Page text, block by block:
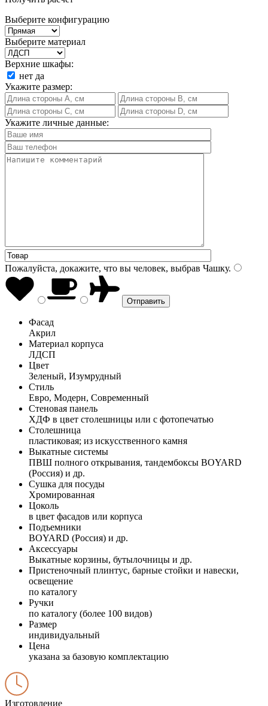
Выберите конфигурацию
Выберите материал
Верхние шкафы:
нет да
Укажите размер:
Укажите личные данные:
Пожалуйста, докажите, что вы человек, выбрав Чашку.
Фасад
Акрил
Материал корпуса
ЛДСП
Цвет
Зеленый, Изумрудный
Стиль
Евро, Модерн, Современный
Стеновая панель
ХДФ в цвет столешницы или с фотопечатью
Столешница
пластиковая; из искусственного камня
Выкатные системы
ПВШ полного открывания, тандембоксы BOYARD
(Россия) и др.
Сушка для посуды
Хромированная
Цоколь
в цвет фасадов или корпуса
Подъемники
BOYARD (Россия) и др.
Аксессуары
Выкатные корзины, бутылочницы и др.
Пристеночный плинтус, барные стойки и навески,
освещение
по каталогу
Ручки
по каталогу (более 100 видов)
Размер
индивидуальный
Цена
указана за базовую комплектацию
Изготовление